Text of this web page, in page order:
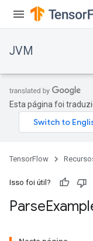
JVM
Esta página foi
TensorFlow
Isso foi útil?
Parse